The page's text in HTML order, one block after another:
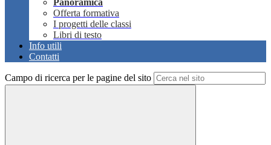
Panoramica
Offerta formativa
I progetti delle classi
Libri di testo
Info utili
Contatti
Campo di ricerca per le pagine del sito